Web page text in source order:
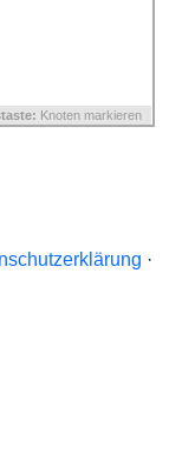
Knoten markieren
·